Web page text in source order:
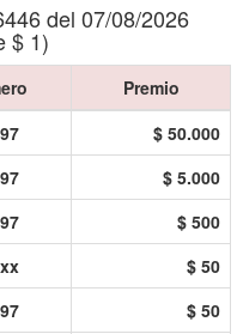
del 07/08/2026
$ 1)
Premio
$ 50.000
$ 5.000
$ 500
$ 50
$ 50